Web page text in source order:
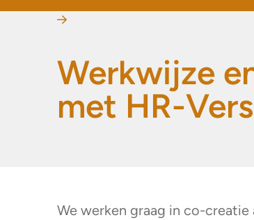
Werkwijze
met HR-
We werken graag in co-creatie